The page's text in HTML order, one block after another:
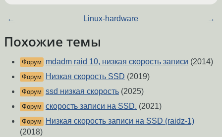
← Linux-hardware →
Похожие темы
Форум mdadm raid 10, низкая скорость записи (2014)
Форум Низкая скорость SSD (2019)
Форум ssd низкая скорость (2025)
Форум скорость записи на SSD. (2021)
Форум
Низкая скорость записи на SSD (raidz-1)
(2018)